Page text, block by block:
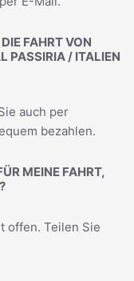
FAHRT VON
PASSIRIA / ITALIEN
auch per
bezahlen.
MEINE FAHRT,
offen. Teilen Sie